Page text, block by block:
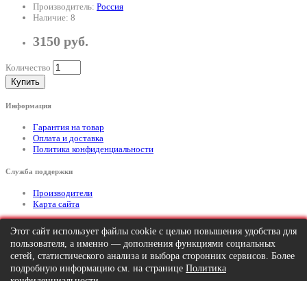
Производитель: Россия
Наличие: 8
3150 руб.
Количество
Купить
Информация
Гарантия на товар
Оплата и доставка
Политика конфиденциальности
Служба поддержки
Производители
Карта сайта
Дополнительно
Тел: +7 (495) 646-82-95 mailto:info@apexx.ru
Вся информация и цены на товар, размещенные на данном сайте, носят
Этот сайт использует файлы cookie с целью повышения удобства для
пользователя, а именно — дополнения функциями социальных
сетей, статистического анализа и выбора сторонних сервисов. Более
подробную информацию см. на странице Политика